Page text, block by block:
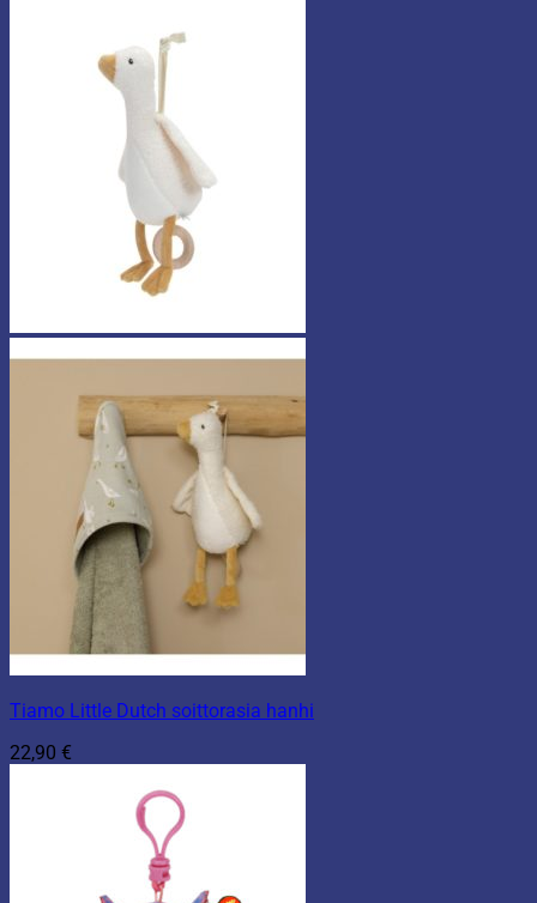
Tiamo Little Dutch soittorasia hanhi
22,90 €